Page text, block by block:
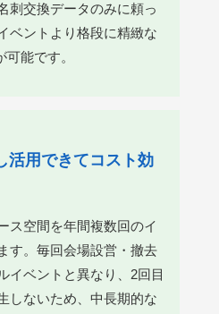
刺交換データのみに頼っ
ベントより格段に精緻な
能です。
用できてコスト効
ス空間を年間複数回のイ
す。毎回会場設営・撤去
イベントと異なり、2回目
しないため、中長期的な